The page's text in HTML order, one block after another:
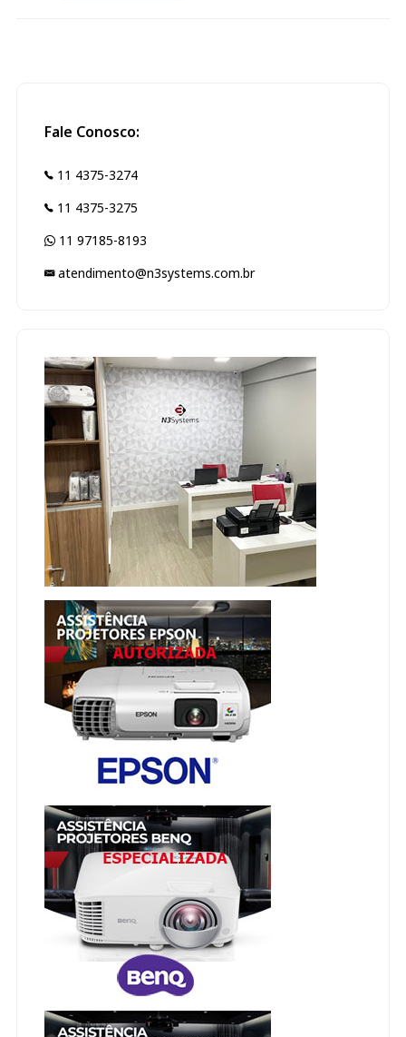
Fale Conosco:
11 4375-3274
11 4375-3275
11 97185-8193
atendimento@n3systems.com.br